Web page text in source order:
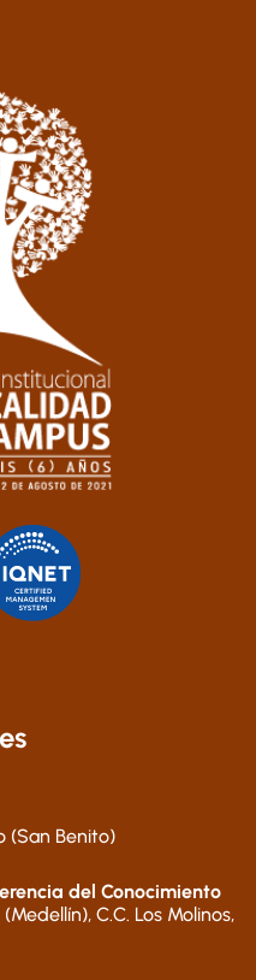
(San Benito)
del Conocimiento
C.C. Los Molinos,